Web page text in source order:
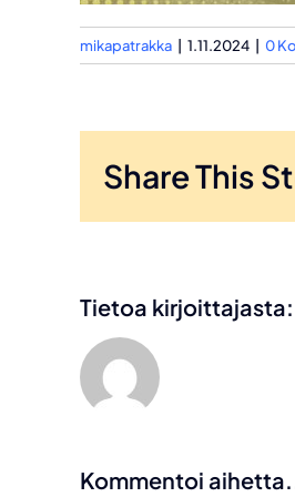
mikapatrakka 1.11.2024 0
Share This
Tietoa kirjoittajasta:
Kommentoi